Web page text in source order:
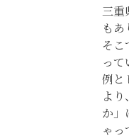
三重
もあ
そこ
って
例と
よ
か」
ゃっ